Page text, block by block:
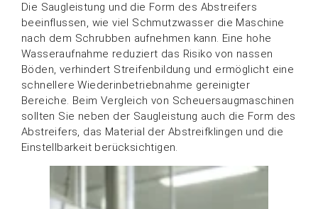
Die Saugleistung und die Form des Abstreifers
beeinflussen, wie viel Schmutzwasser die Maschine
nach dem Schrubben aufnehmen kann. Eine hohe
Wasseraufnahme reduziert das Risiko von nassen
Böden, verhindert Streifenbildung und ermöglicht eine
schnellere Wiederinbetriebnahme gereinigter
Bereiche. Beim Vergleich von Scheuersaugmaschinen
sollten Sie neben der Saugleistung auch die Form des
Abstreifers, das Material der Abstreifklingen und die
Einstellbarkeit berücksichtigen.